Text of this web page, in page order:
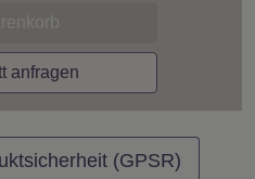
anfragen
(GPSR)